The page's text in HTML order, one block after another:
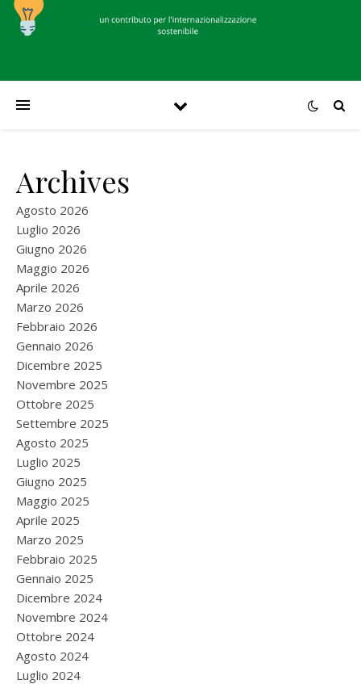
Archives
Agosto 2026
Luglio 2026
Giugno 2026
Maggio 2026
Aprile 2026
Marzo 2026
Febbraio 2026
Gennaio 2026
Dicembre 2025
Novembre 2025
Ottobre 2025
Settembre 2025
Agosto 2025
Luglio 2025
Giugno 2025
Maggio 2025
Aprile 2025
Marzo 2025
Febbraio 2025
Gennaio 2025
Dicembre 2024
Novembre 2024
Ottobre 2024
Agosto 2024
Luglio 2024